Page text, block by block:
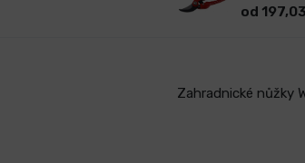
od
Zahradnické nůžky